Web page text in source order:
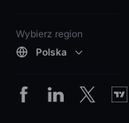
Wybierz region
Polska